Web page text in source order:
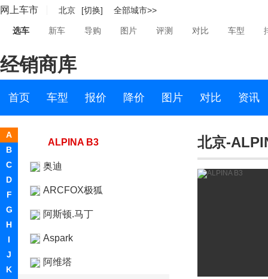
网上车市 北京 [切换] 全部城市>>
选车 新车 导购 图片 评测 对比 车型
经销商库
首页 车型 报价 降价 图片 对比 资讯
A
B
C
D
F
G
H
I
J
K
ALPINA XB7
ALPINA XD3
ALPINA B7
ALPINA B3
奥迪
ARCFOX极狐
阿斯顿.马丁
Aspark
阿维塔
北京-